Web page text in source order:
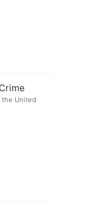
the United